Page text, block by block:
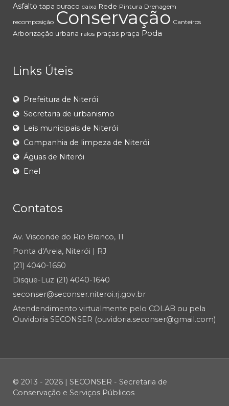
Asfalto tapa buraco caixa Rede Pintura Drenagem
recomposição Conservação Canteiros
Arborização urbana ralos praças praça Poda
Links Úteis
Prefeitura de Niterói
Secretaria de urbanismo
Leis municipais de Niterói
Companhia de limpeza de Niterói
Águas de Niterói
Enel
Contatos
Av. Visconde do Rio Branco, 11
Ponta d'Areia, Niterói | RJ
(21) 4040-1650
Disque-Luz (21) 4040-1640
seconser@seconser.niteroi.rj.gov.br
Atendendimento virtualmente pelo COLAB ou pela
Ouvidoria SECONSER (ouvidoria.seconser@gmail.com)
© 2013 - 2026 | SECONSER - Secretaria de
Conservação e Serviços Públicos